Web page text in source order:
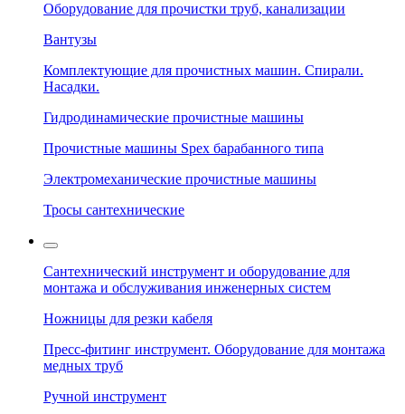
Оборудование для прочистки труб, канализации
Вантузы
Комплектующие для прочистных машин. Спирали.
Насадки.
Гидродинамические прочистные машины
Прочистные машины Spex барабанного типа
Электромеханические прочистные машины
Тросы сантехнические
Сантехнический инструмент и оборудование для
монтажа и обслуживания инженерных систем
Ножницы для резки кабеля
Пресс-фитинг инструмент. Оборудование для монтажа
медных труб
Ручной инструмент